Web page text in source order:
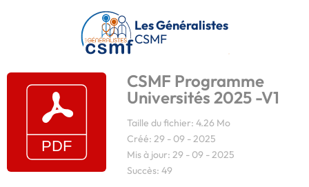
Passer au contenu principal
Les Généralistes
CSMF
CSMF Programme
Universités 2025 -V1
Taille du fichier: 4.26 Mo
Créé: 29 - 09 - 2025
Mis à jour: 29 - 09 - 2025
Succès: 49